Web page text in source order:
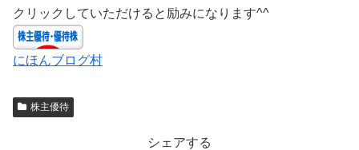
クリックしていただけると励みになります^^
にほんブログ村
株主優待
シェアする